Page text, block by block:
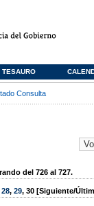
TESAURO
Consulta
del 726 al 727.
28, 29, 30 [Siguiente/